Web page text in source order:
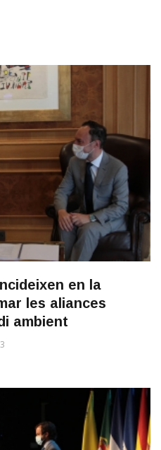
en la
les aliances
ambient